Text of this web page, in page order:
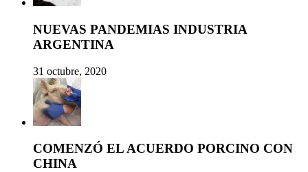
NUEVAS PANDEMIAS INDUSTRIA
ARGENTINA
31 octubre, 2020
COMENZÓ EL ACUERDO PORCINO CON
CHINA